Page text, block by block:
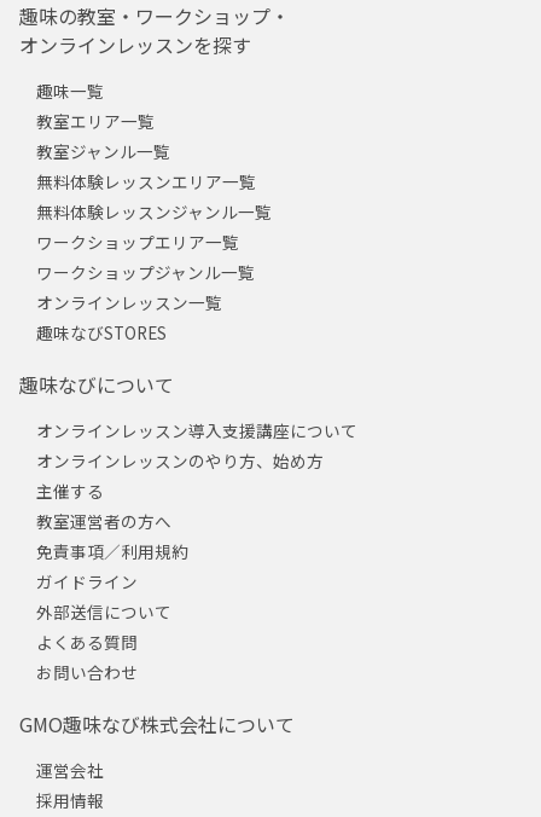
趣味の教室・ワークショップ・
オンラインレッスンを探す
趣味一覧
教室エリア一覧
教室ジャンル一覧
無料体験レッスンエリア一覧
無料体験レッスンジャンル一覧
ワークショップエリア一覧
ワークショップジャンル一覧
オンラインレッスン一覧
趣味なびSTORES
趣味なびについて
オンラインレッスン導入支援講座について
オンラインレッスンのやり方、始め方
主催する
教室運営者の方へ
免責事項／利用規約
ガイドライン
外部送信について
よくある質問
お問い合わせ
GMO趣味なび株式会社について
運営会社
採用情報